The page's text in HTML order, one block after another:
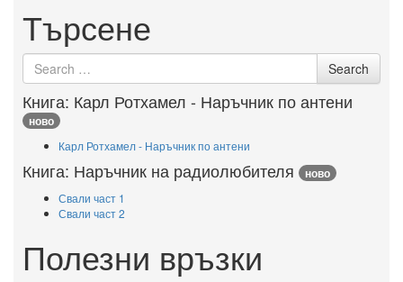
Търсене
Search
for
Search
Книга: Карл Ротхамел - Наръчник по антени
ново
Карл Ротхамел - Наръчник по антени
Книга: Наръчник на радиолюбителя ново
Свали част 1
Свали част 2
Полезни връзки